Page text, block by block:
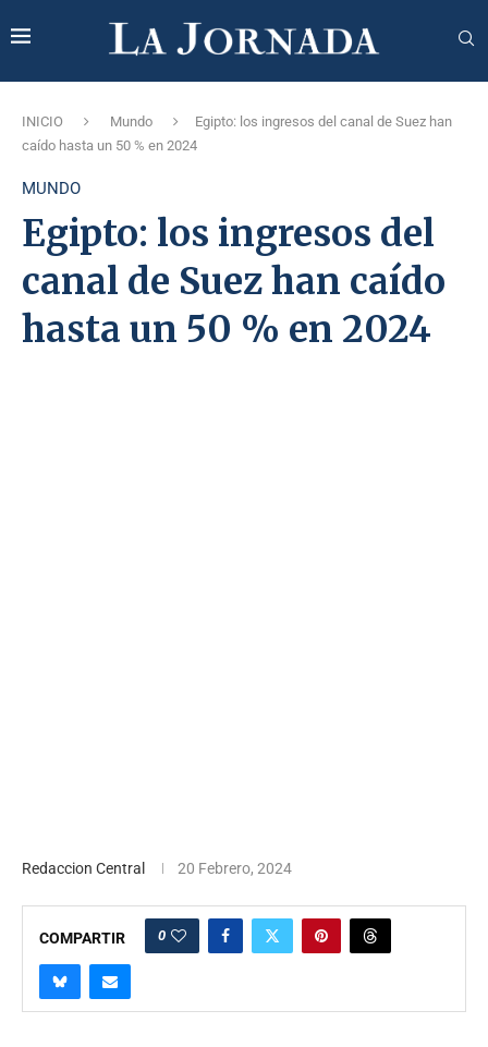
INICIO Mundo
Egipto: los ingresos del canal de Suez han
caído hasta un 50 % en 2024
MUNDO
Egipto: los ingresos del
canal de Suez han caído
hasta un 50 % en 2024
Redaccion Central 20 Febrero, 2024
COMPARTIR 0